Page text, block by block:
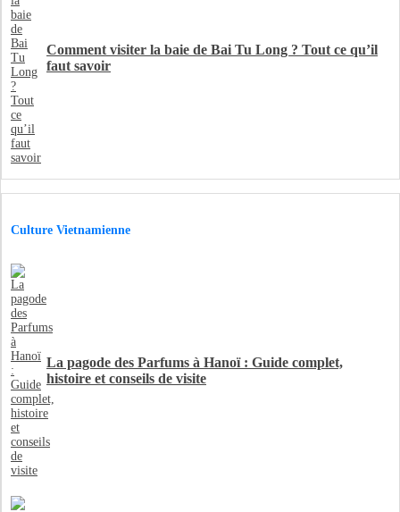
Comment visiter la baie de Bai Tu Long ? Tout ce qu’il
faut savoir
Culture Vietnamienne
La pagode des Parfums à Hanoï : Guide complet,
histoire et conseils de visite